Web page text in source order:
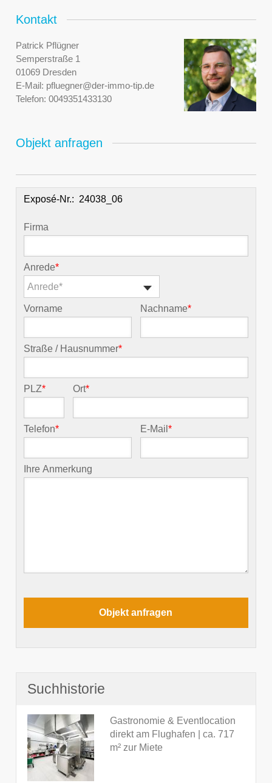
Kontakt
Patrick Pflügner
Semperstraße 1
01069 Dresden
E-Mail: pfluegner@der-immo-tip.de
Telefon: 0049351433130
Objekt anfragen
Exposé-Nr.:
Firma
Anrede*
Anrede*
Vorname Nachname*
Straße / Hausnummer*
PLZ* Ort*
Telefon* E-Mail*
Ihre Anmerkung
Suchhistorie
Gastronomie & Eventlocation
direkt am Flughafen | ca. 717
m² zur Miete